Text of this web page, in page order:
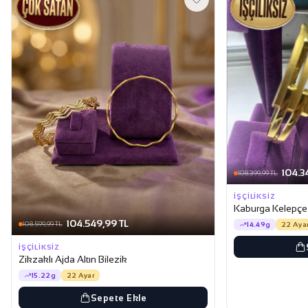
108.599,99 TL 104.549,99 TL
İŞÇILIKSIZ
Zikzaklı Ajda Altın Bilezik
15.22g 22 Ayar
Sepete Ekle
108.399,99 TL
İŞÇILIKSIZ
Kaburga
14.49g 22